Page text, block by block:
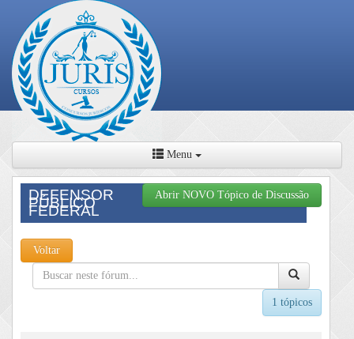
Menu
Abrir NOVO Tópico de Discussão
DEFENSOR
PÚBLICO
FEDERAL
Voltar
1 tópicos